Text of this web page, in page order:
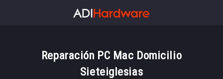
Reparación PC Mac Domicilio
Sieteiglesias